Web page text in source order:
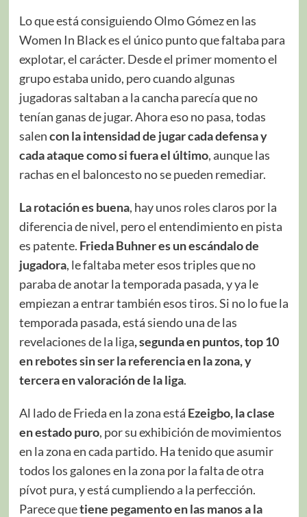
Lo que está consiguiendo Olmo Gómez en las
Women In Black es el único punto que faltaba para
explotar, el carácter. Desde el primer momento el
grupo estaba unido, pero cuando algunas
jugadoras saltaban a la cancha parecía que no
tenían ganas de jugar. Ahora eso no pasa, todas
salencon la intensidad de jugar cada defensa y
cada ataque como si fuera el último, aunque las
rachas en el baloncesto no se pueden remediar.
La rotación es buena, hay unos roles claros por la
diferencia de nivel, pero el entendimiento en pista
es patente. Frieda Buhner es un escándalo de
jugadora, le faltaba meter esos triples que no
paraba de anotar la temporada pasada, y ya le
empiezan a entrar también esos tiros. Si no lo fue la
temporada pasada, está siendo una de las
revelaciones de la liga, segunda en puntos, top 10
en rebotes sin ser la referencia en la zona, y
tercera en valoración de la liga.
Al lado de Frieda en la zona está Ezeigbo, la clase
en estado puro, por su exhibición de movimientos
en la zona en cada partido. Ha tenido que asumir
todos los galones en la zona por la falta de otra
pívot pura, y está cumpliendo a la perfección.
Parece quetiene pegamento en las manos a la